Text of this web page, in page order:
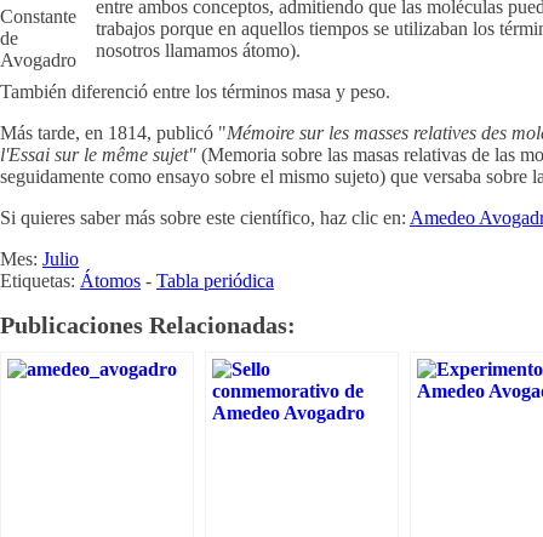
Constante
de
Avogadro
entre ambos conceptos, admitiendo que las moléculas
trabajos porque en aquellos tiempos se utilizaban los
nosotros llamamos átomo).
También diferenció entre los términos masa y peso.
Más tarde, en 1814, publicó "Mémoire sur les masses relatives des
l'Essai sur le même sujet" (Memoria sobre las masas relativas de las
seguidamente como ensayo sobre el mismo sujeto) que versaba sobre
Si quieres saber más sobre este científico, haz clic en: Amedeo
Mes: Julio
Etiquetas: Átomos - Tabla periódica
Publicaciones Relacionadas: